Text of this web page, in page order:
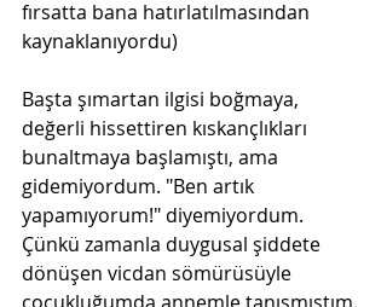
fırsatta bana hatırlatılmasından
kaynaklanıyordu)
Başta şımartan ilgisi boğmaya,
değerli hissettiren kıskançlıkları
bunaltmaya başlamıştı, ama
gidemiyordum. "Ben artık
yapamıyorum!" diyemiyordum.
Çünkü zamanla duygusal şiddete
dönüşen vicdan sömürüsüyle